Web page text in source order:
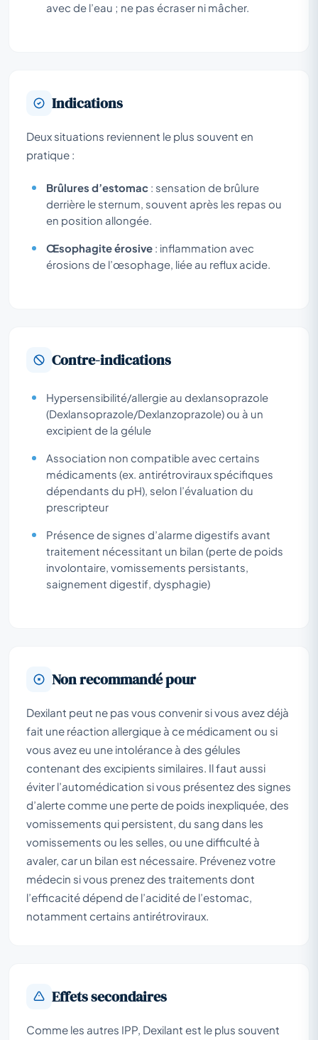
avec de l’eau ; ne pas écraser ni mâcher.
Indications
Deux situations reviennent le plus souvent en
pratique :
Brûlures d’estomac : sensation de brûlure
derrière le sternum, souvent après les repas ou
en position allongée.
Œsophagite érosive : inflammation avec
érosions de l’œsophage, liée au reflux acide.
Contre-indications
Hypersensibilité/allergie au dexlansoprazole
(Dexlansoprazole/Dexlanzoprazole) ou à un
excipient de la gélule
Association non compatible avec certains
médicaments (ex. antirétroviraux spécifiques
dépendants du pH), selon l’évaluation du
prescripteur
Présence de signes d’alarme digestifs avant
traitement nécessitant un bilan (perte de poids
involontaire, vomissements persistants,
saignement digestif, dysphagie)
Non recommandé pour
Dexilant peut ne pas vous convenir si vous avez déjà
fait une réaction allergique à ce médicament ou si
vous avez eu une intolérance à des gélules
contenant des excipients similaires. Il faut aussi
éviter l’automédication si vous présentez des signes
d’alerte comme une perte de poids inexpliquée, des
vomissements qui persistent, du sang dans les
vomissements ou les selles, ou une difficulté à
avaler, car un bilan est nécessaire. Prévenez votre
médecin si vous prenez des traitements dont
l’efficacité dépend de l’acidité de l’estomac,
notamment certains antirétroviraux.
Effets secondaires
Comme les autres IPP, Dexilant est le plus souvent